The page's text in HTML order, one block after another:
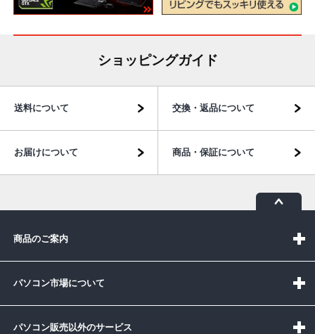
ショッピングガイド
送料について 交換・返品について
お届けについて 商品・保証について
商品のご案内
パソコン市場について
パソコン販売以外のサービス